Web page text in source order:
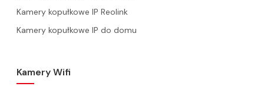
Kamery kopułkowe IP Reolink
Kamery kopułkowe IP do domu
Kamery Wifi